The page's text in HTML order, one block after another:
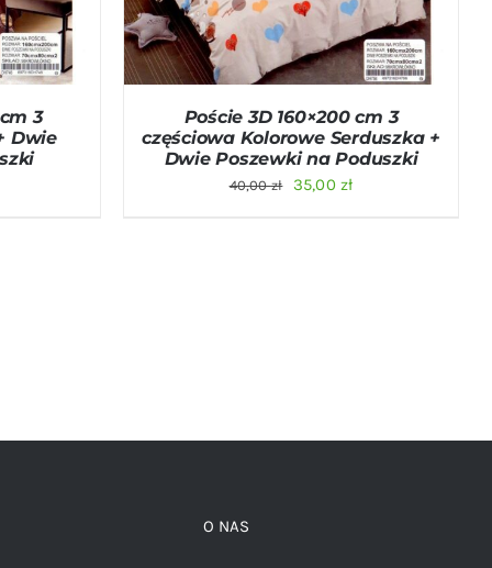
3
Dwie
Poście 3D 160×200 cm 3
częściowa Kolorowe Serduszka +
Dwie Poszewki na Poduszki
40,00zł
Pierwotna
35,00 złAktualna
O NAS